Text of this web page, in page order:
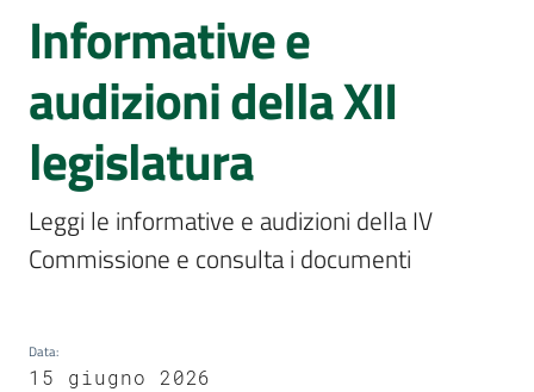
Attività
Per
i
Per
i
Salta al contenuto
Informative e
audizioni della XII
legislatura
Leggi le informative e audizioni della IV
Commissione e consulta i documenti
Data:
15 giugno 2026